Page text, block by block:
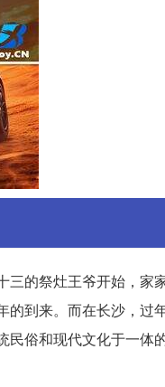
的祭灶王爷开始，
到来。而在长沙，过
俗和现代文化于一